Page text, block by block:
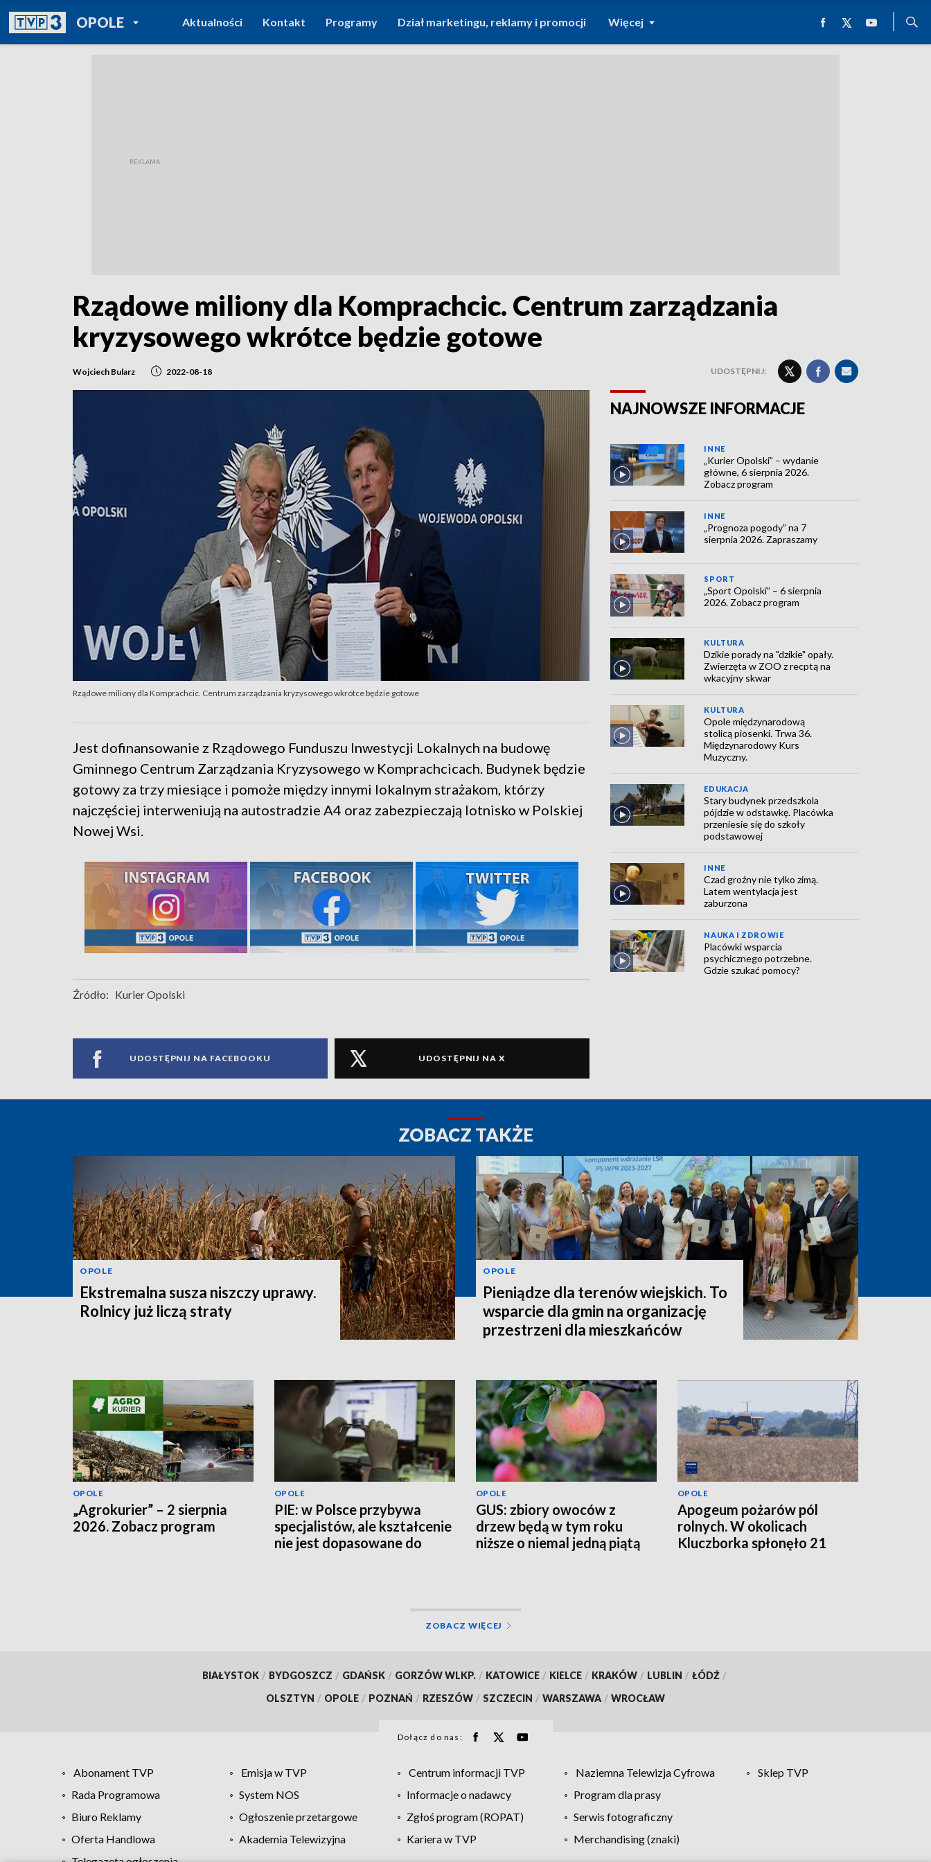
OPOLEPOWRÓT DO
TVP REGIONY
Aktualności Kontakt Programy Dział marketingu, reklamy i promocji Więcej
Rządowe miliony dla Komprachcic. Centrum zarządzania
kryzysowego wkrótce będzie gotowe
Wojciech Bularz 2022-08-18 UDOSTĘPNIJ:
Rządowe miliony dla Komprachcic. Centrum zarządzania kryzysowego wkrótce będzie gotowe
Jest dofinansowanie z Rządowego Funduszu Inwestycji Lokalnych na budowę
Gminnego Centrum Zarządzania Kryzysowego w Komprachcicach. Budynek będzie
gotowy za trzy miesiące i pomoże między innymi lokalnym strażakom, którzy
najczęściej interweniują na autostradzie A4 oraz zabezpieczają lotnisko w Polskiej
Nowej Wsi.
Źródło: Kurier Opolski
UDOSTĘPNIJ NA FACEBOOKU UDOSTĘPNIJ NA X
NAJNOWSZE INFORMACJE
INNE
„Kurier Opolski” – wydanie
główne, 6 sierpnia 2026.
Zobacz program
INNE
„Prognoza pogody” na 7
sierpnia 2026. Zapraszamy
SPORT
„Sport Opolski” – 6 sierpnia
2026. Zobacz program
KULTURA
Dzikie porady na "dzikie" opały.
Zwierzęta w ZOO z recptą na
wkacyjny skwar
KULTURA
Opole międzynarodową
stolicą piosenki. Trwa 36.
Międzynarodowy Kurs
Muzyczny.
EDUKACJA
Stary budynek przedszkola
pójdzie w odstawkę. Placówka
przeniesie się do szkoły
podstawowej
INNE
Czad groźny nie tylko zimą.
Latem wentylacja jest
zaburzona
NAUKA I ZDROWIE
Placówki wsparcia
psychicznego potrzebne.
Gdzie szukać pomocy?
ZOBACZ TAKŻE
OPOLE
Ekstremalna susza niszczy uprawy.
Rolnicy już liczą straty
OPOLE
Pieniądze dla terenów wiejskich. To
wsparcie dla gmin na organizację
przestrzeni dla mieszkańców
OPOLE
„Agrokurier” – 2 sierpnia
2026. Zobacz program
OPOLE
PIE: w Polsce przybywa
specjalistów, ale kształcenie
nie jest dopasowane do
OPOLE
GUS: zbiory owoców z
drzew będą w tym roku
niższe o niemal jedną piątą
OPOLE
Apogeum pożarów pól
rolnych. W okolicach
Kluczborka spłonęło 21
ZOBACZ WIĘCEJ
BIAŁYSTOK / BYDGOSZCZ / GDAŃSK / GORZÓW WLKP. / KATOWICE / KIELCE / KRAKÓW / LUBLIN / ŁÓDŹ /
OLSZTYN / OPOLE / POZNAŃ / RZESZÓW / SZCZECIN / WARSZAWA / WROCŁAW
Dołącz do nas:
Abonament TVP Emisja w TVP Centrum informacji TVP Naziemna Telewizja Cyfrowa
Sklep TVP
Rada Programowa
System NOS Informacje o nadawcy
Program dla prasy
Biuro Reklamy
Ogłoszenie przetargowe Zgłoś program (ROPAT)
Serwis fotograficzny
Oferta Handlowa
Akademia Telewizyjna Kariera w TVP
Merchandising (znaki)